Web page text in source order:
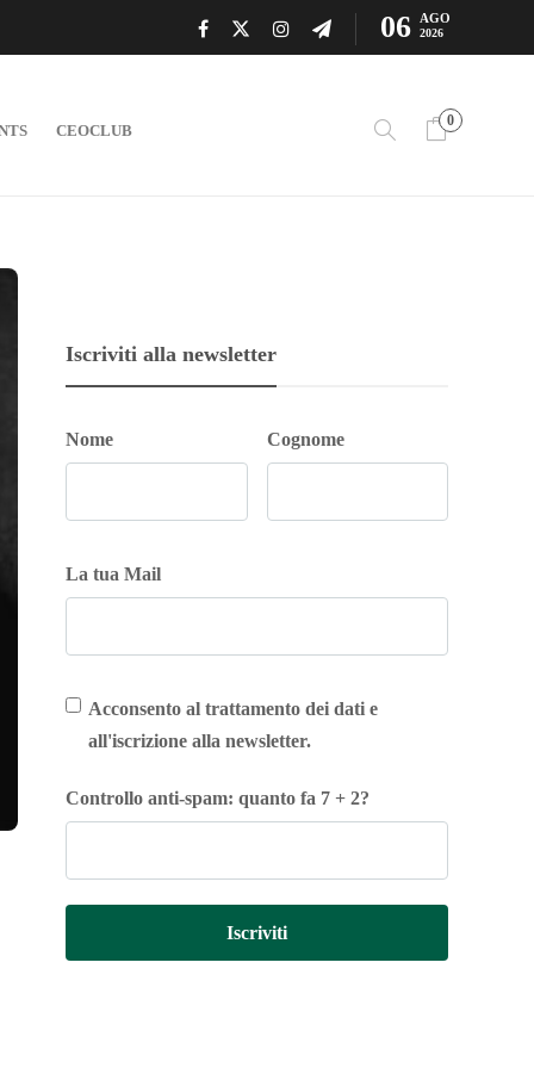
06 AGO
2026
CEOCLUB
0
Iscriviti alla newsletter
Nome Cognome
La tua Mail
Acconsento al trattamento dei dati e
all'iscrizione alla newsletter.
Controllo anti-spam: quanto fa 7 + 2?
Iscriviti